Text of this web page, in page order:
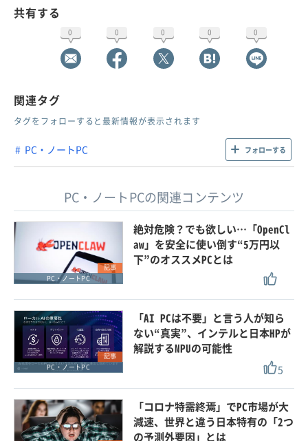
共有する
0 0 0 0 0
関連タグ
タグをフォローすると最新情報が表示されます
PC・ノートPC フォローする
PC・ノートPCの関連コンテンツ
記事
PC・ノートPC
絶対危険？でも欲しい…「OpenCl
aw」を安全に使い倒す“5万円以
下”のオススメPCとは
記事
PC・ノートPC
「AI PCは不要」と言う人が知ら
ない“真実”、インテルと日本HPが
解説するNPUの可能性
5
「コロナ特需終焉」でPC市場が大
減速、世界と違う日本特有の「2つ
の予測外要因」とは